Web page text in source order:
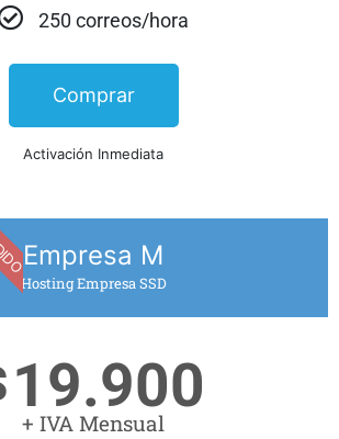
250 correos/hora
Comprar
Activación Inmediata
Empresa M
Hosting Empresa SSD
19.900
+ IVA Mensual